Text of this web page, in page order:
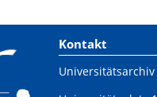
Kontakt
Universitätsarchiv